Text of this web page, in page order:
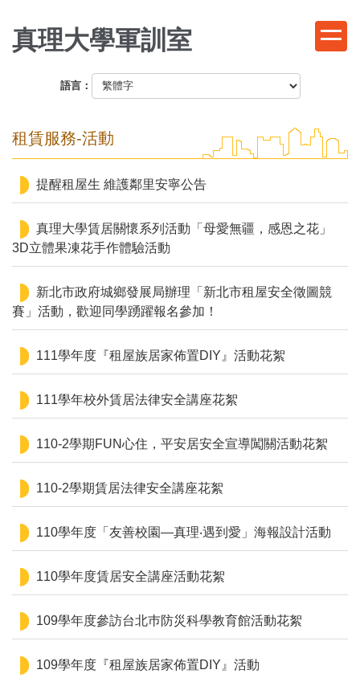
到
主
真理大學軍訓室
語言：
租賃服務-活動
提醒租屋生 維護鄰里安寧公告
真理大學賃居關懷系列活動「母愛無疆，感恩之花」
3D立體果凍花手作體驗活動
新北市政府城鄉發展局辦理「新北市租屋安全徵圖競
賽」活動，歡迎同學踴躍報名參加！
111學年度『租屋族居家佈置DIY』活動花絮
111學年校外賃居法律安全講座花絮
110-2學期FUN心住，平安居安全宣導闖關活動花絮
110-2學期賃居法律安全講座花絮
110學年度「友善校園—真理‧遇到愛」海報設計活動
110學年度賃居安全講座活動花絮
109學年度參訪台北巿防災科學教育館活動花絮
109學年度『租屋族居家佈置DIY』活動